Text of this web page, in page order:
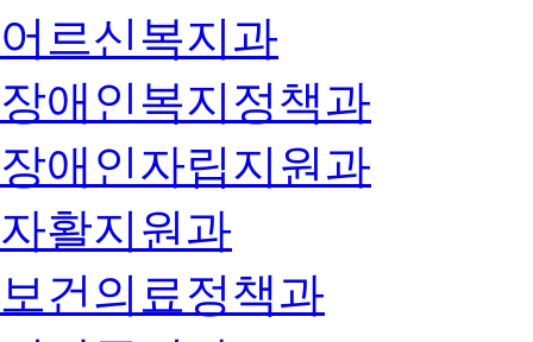
어르신복지과
장애인복지정책과
장애인자립지원과
자활지원과
보건의료정책과